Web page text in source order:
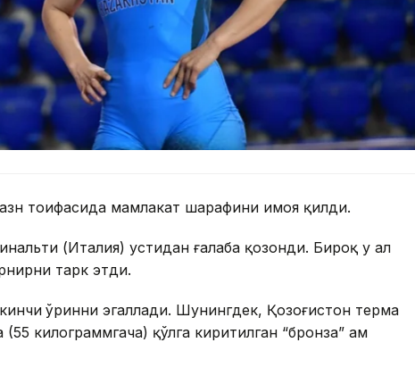
тоифасида мамлакат шарафини ҳимоя қилди.
(Италия) устидан ғалаба қозонди. Бироқ у ҳал
тарк этди.
ўринни эгаллади. Шунингдек, Қозоғистон терма
килограммгача) қўлга киритилган “бронза” ҳам